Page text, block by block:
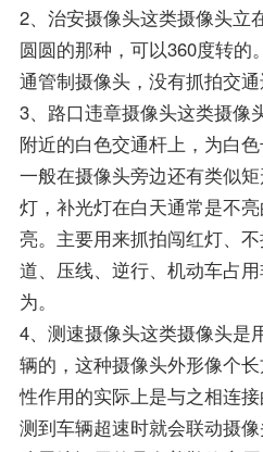
2、治安摄像头这类摄像头立
圆圆的那种，可以360度转的
通管制摄像头，没有抓拍交通
3、路口违章摄像头这类摄像
附近的白色交通杆上，为白
一般在摄像头旁边还有类似
灯，补光灯在白天通常是不
亮。主要用来抓拍闯红灯、
道、压线、逆行、机动车占
为。
4、测速摄像头这类摄像头是
辆的，这种摄像头外形像个
性作用的实际上是与之相连
测到车辆超速时就会联动摄